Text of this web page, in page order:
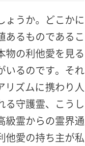
ょうか。どこかに
あるものであるこ
物の利他愛を見る
いるのです。それ
リズムに携わり人
る守護霊、こうし
級霊からの霊界通
他愛の持ち主が私